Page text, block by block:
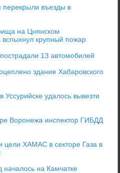
перекрыли въезды в
на Цнянском
вспыхнул крупный пожар
13 автомобилей
здание Хабаровского
Уссурийске удалось вывезти
Воронежа инспектор ГИБДД
цели ХАМАС в секторе Газа в
началось на Камчатке